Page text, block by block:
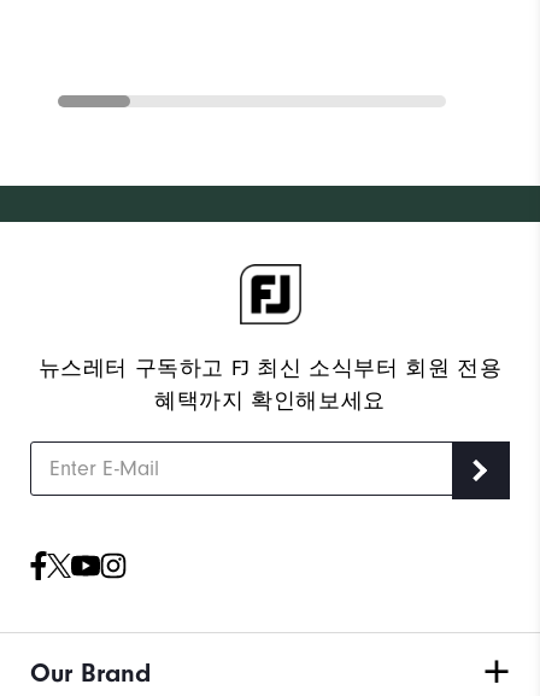
뉴스레터 구독하고 FJ 최신 소식부터 회원 전용
혜택까지 확인해보세요
Our Brand